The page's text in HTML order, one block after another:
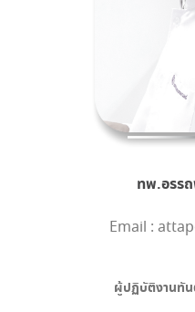
ทพ.อรร
Email :
ผู้ปฏิบัติงานทัน